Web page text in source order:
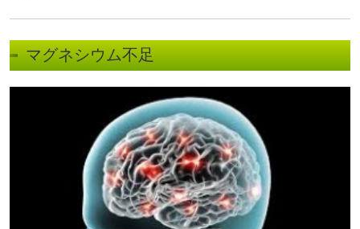
マグネシウム不足